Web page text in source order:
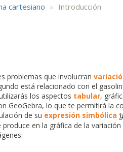
cartesiano Introducción
problemas que involucran
está relacionado con el
los aspectos tabular,
GeoGebra, lo que te permitirá la
de su expresión simbólica y
y
en la gráfica de la